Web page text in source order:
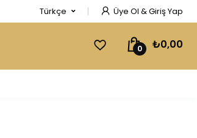
Türkçe Üye Ol & Giriş Yap
0 ₺0,00